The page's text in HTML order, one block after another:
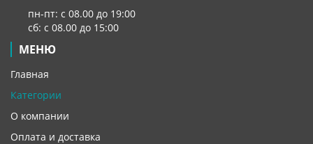
пн-пт: с 08.00 до 19:00
сб: с 08.00 до 15:00
МЕНЮ
Главная
Категории
О компании
Оплата и доставка